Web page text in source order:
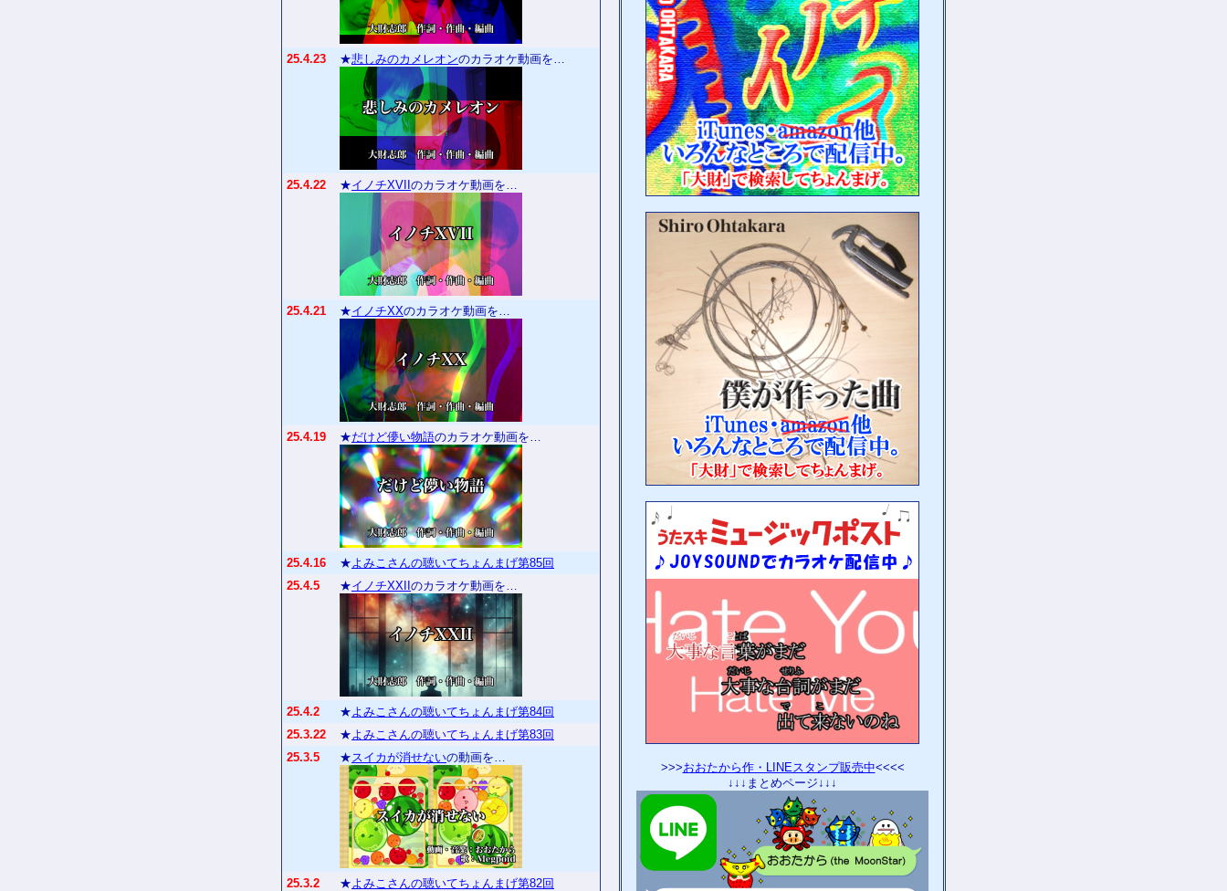
25.4.23 ★悲しみのカメレオンのカラオケ動画を…
25.4.22 ★イノチXVII のカラオケ動画を…
25.4.21 ★イノチXXのカラオケ動画を…
25.4.19 ★だけど儚い物語のカラオケ動画を…
25.4.16 ★よみこさんの聴いてちょんまげ第85回
25.4.5
★イノチXXII のカラオケ動画を…
25.4.2 ★よみこさんの聴いてちょんまげ第84回
25.3.22
★よみこさんの聴いてちょんまげ第83回
25.3.5
★スイカが消せないの動画を…
25.3.2 ★よみこさんの聴いてちょんまげ第82回
>>>おおたから作・LINEスタンプ販売中<<<<
↓↓↓まとめページ↓↓↓